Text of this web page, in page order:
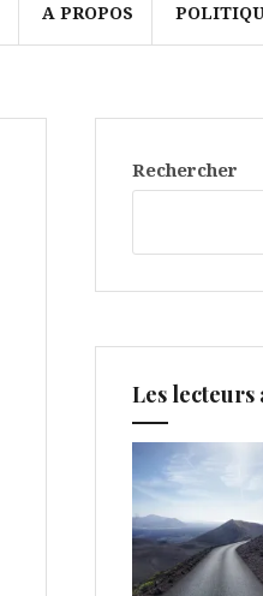
A PROPOS
Rechercher
Les